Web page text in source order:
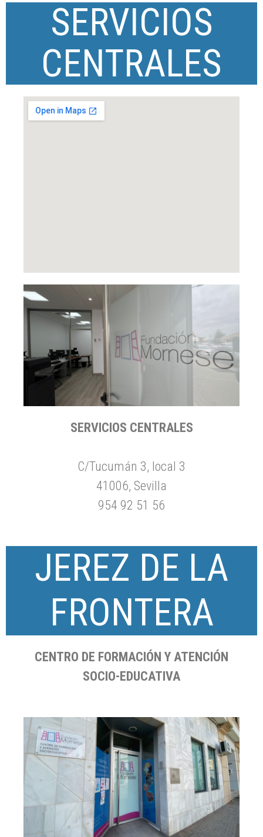
SERVICIOS
CENTRALES
SERVICIOS CENTRALES
C/Tucumán 3, local 3
41006, Sevilla
954 92 51 56
JEREZ DE LA
FRONTERA
CENTRO DE FORMACIÓN Y ATENCIÓN
SOCIO-EDUCATIVA